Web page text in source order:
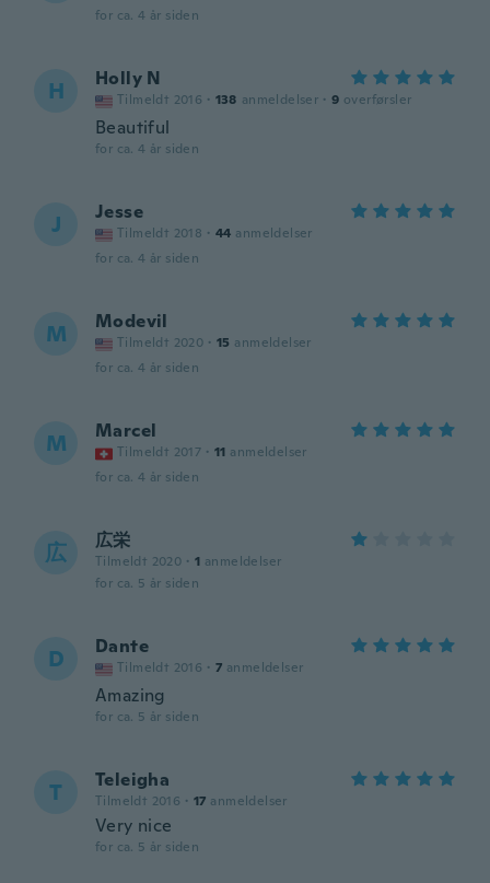
for ca. 4 år siden
H Holly N
Tilmeldt 2016 · 138 anmeldelser · 9 overførsler
Beautiful
for ca. 4 år siden
J Jesse
Tilmeldt 2018 · 44 anmeldelser
for ca. 4 år siden
M Modevil
Tilmeldt 2020 · 15 anmeldelser
for ca. 4 år siden
M Marcel
Tilmeldt 2017 · 11 anmeldelser
for ca. 4 år siden
広 広栄
Tilmeldt 2020 · 1 anmeldelser
for ca. 5 år siden
D Dante
Tilmeldt 2016 · 7 anmeldelser
Amazing
for ca. 5 år siden
T Teleigha
Tilmeldt 2016 · 17 anmeldelser
Very nice
for ca. 5 år siden